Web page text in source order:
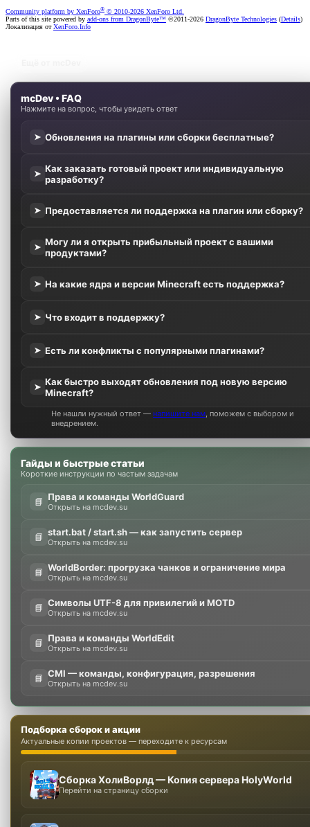
Community platform by XenForo® © 2010-2026 XenForo Ltd.
Parts of this site powered by add-ons from DragonByte™ ©2011-2026 DragonByte Technologies (Details)
Локализация отXenForo.Info
mcDev • FAQ
Нажмите на вопрос, чтобы увидеть ответ
➤ Обновления на плагины или сборки бесплатные?
➤ Как заказать готовый проект или индивидуальную
разработку?
➤ Предоставляется ли поддержка на плагин или сборку?
➤ Могу ли я открыть прибыльный проект с вашими
продуктами?
➤ На какие ядра и версии Minecraft есть поддержка?
➤ Что входит в поддержку?
➤ Есть ли конфликты с популярными плагинами?
➤ Как быстро выходят обновления под новую версию
Minecraft?
Не нашли нужный ответ —напишите нам , поможем с выбором и
внедрением.
Гайды и быстрые статьи
Короткие инструкции по частым задачам
📘 Права и команды WorldGuard
Открыть на mcdev.su
📘 start.bat / start.sh — как запустить сервер
Открыть на mcdev.su
📘 WorldBorder: прогрузка чанков и ограничение мира
Открыть на mcdev.su
📘 Символы UTF-8 для привилегий и MOTD
Открыть на mcdev.su
📘 Права и команды WorldEdit
Открыть на mcdev.su
📘 CMI — команды, конфигурация, разрешения
Открыть на mcdev.su
Подборка сборок и акции
Актуальные копии проектов — переходите к ресурсам
Сборка ХолиВорлд — Копия сервера HolyWorld
Перейти на страницу сборки